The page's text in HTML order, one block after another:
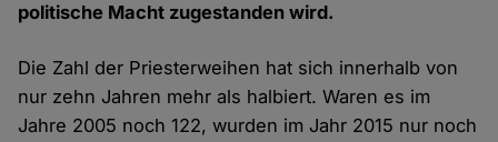
politische Macht zugestanden wird.
Die Zahl der Priesterweihen hat sich innerhalb von
nur zehn Jahren mehr als halbiert. Waren es im
Jahre 2005 noch 122, wurden im Jahr 2015 nur noch